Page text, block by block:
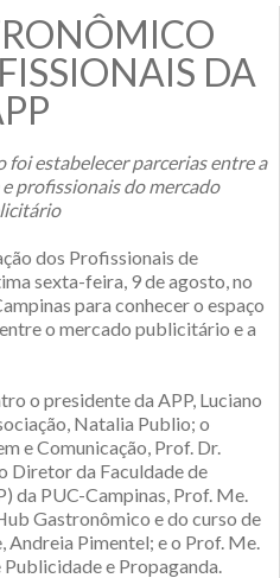
DA
estabelecer parcerias entre a
profissionais do mercado
dos Profissionais de
sexta-feira, 9 de agosto, no
para conhecer o espaço
o mercado publicitário e a
o presidente da APP, Luciano
Natalia Publio; o
e Comunicação, Prof. Dr.
Diretor da Faculdade de
da PUC-Campinas, Prof. Me.
Gastronômico e do curso de
Pimentel; e o Prof. Me.
Publicidade e Propaganda.